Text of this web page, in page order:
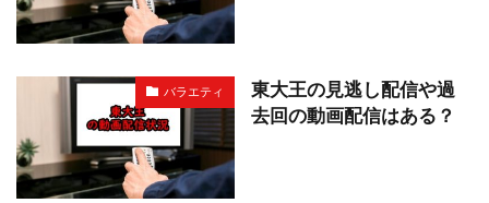
バラエティ
東大王の見逃し配信や過
去回の動画配信はある？